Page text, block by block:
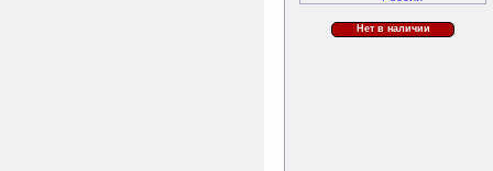
Нет в наличии